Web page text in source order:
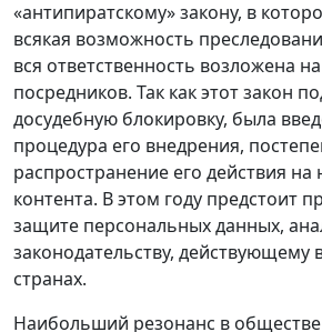
«антипиратскому» закону, в
всякая возможность
вся ответственность возложена
посредников. Так как этот закон
досудебную блокировку, была
процедура его внедрения,
распространение его действия
контента. В этом году предстоит
защите персональных данных,
законодательству, действующему
странах.
Наибольший резонанс в